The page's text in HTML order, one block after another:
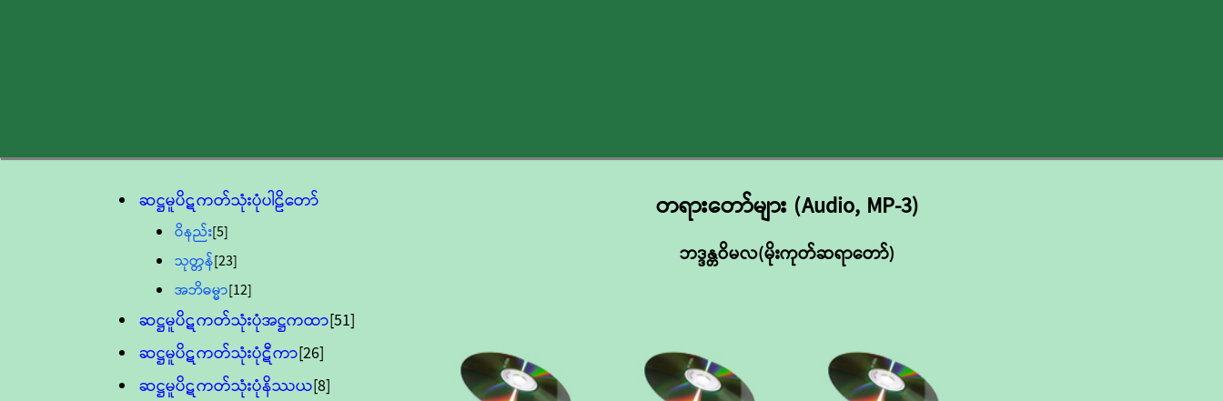
ဆဋ္ဌမူပိဋကတ်သုံးပုံပါဠိတော်
ဝိနည်း[5]
သုတ္တန်[23]
အဘိဓမ္မာ[12]
ဆဋ္ဌမူပိဋကတ်သုံးပုံအဋ္ဌကထာ[51]
ဆဋ္ဌမူပိဋကတ်သုံးပုံဋီကာ[26]
ဆဋ္ဌမူပိဋကတ်သုံးပုံနိဿယ[8]
တရားတော်များ (Audio, MP-3)
ဘဒ္ဒန္တဝိမလ(မိုးကုတ်ဆရာတော်)